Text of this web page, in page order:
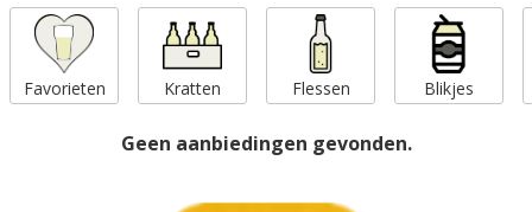
Favorieten Kratten Flessen Blikjes
Geen aanbiedingen gevonden.